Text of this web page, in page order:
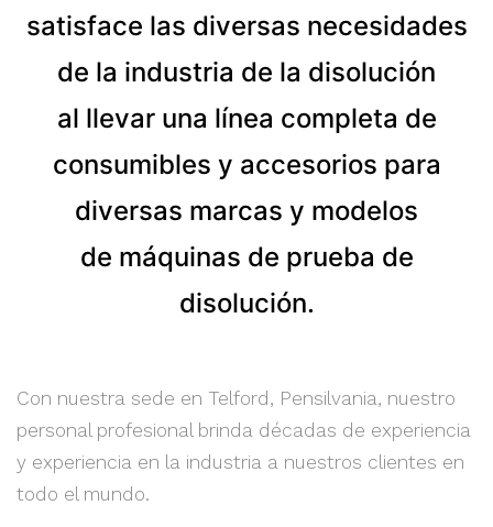
satisface las diversas necesidades
de la industria de la disolución
al llevar una línea completa de
consumibles y accesorios para
diversas marcas y modelos
de máquinas de prueba de
disolución.
Con nuestra sede en Telford, Pensilvania, nuestro
personal profesional brinda décadas de experiencia
y experiencia en la industria a nuestros clientes en
todo el mundo.